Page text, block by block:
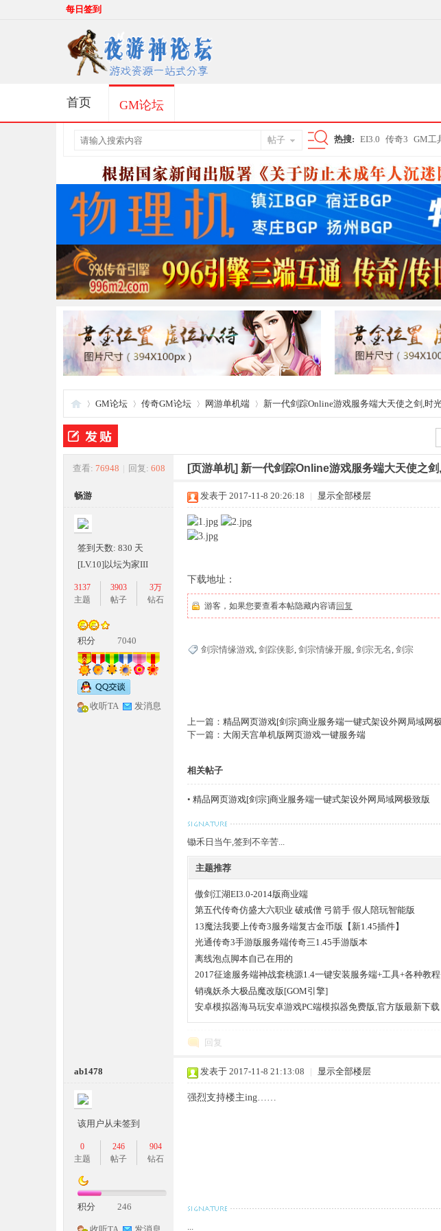
每日签到
首页 GM论坛
帖子
索
热搜: EI3.0 传奇3 GM工
夜
游
»
GM论坛
›
传奇GM论坛
›
网游单机端
›
新一代剑踪Online游戏服务端大天使之剑,时
查看: 76948 | 回复: 608 [页游单机] 新一代剑踪Online游戏服务端大天使之
畅游
签到天数: 830 天
[LV.10]以坛为家III
3137
主题
3903
帖子
3万
钻石
积分 7040
收听TA 发消息
发表于 2017-11-8 20:26:18 | 显示全部楼层
下载地址：
游客，如果您要查看本帖隐藏内容请回复
剑宗情缘游戏, 剑踪侠影, 剑宗情缘开服, 剑宗无名, 剑宗
上一篇： 精品网页游戏[剑宗]商业服务端一键式架设外网局域网
下一篇： 大闹天宫单机版网页游戏一键服务端
相关帖子
• 精品网页游戏[剑宗]商业服务端一键式架设外网局域网极致版
锄禾日当午,签到不辛苦...
主题推荐
傲剑江湖EI3.0-2014版商业端
第五代传奇仿盛大六职业 破戒僧 弓箭手 假人陪玩智能版
13魔法我要上传奇3服务端复古金币版【新1.45插件】
光通传奇3手游版服务端传奇三1.45手游版本
离线泡点脚本自己在用的
2017征途服务端神战套桃源1.4一键安装服务端+工具+各种教
教程
销魂妖杀大极品魔改版[GOM引擎]
安卓模拟器海马玩安卓游戏PC端模拟器免费版,官方版最新下载
回复
ab1478
该用户从未签到
0
主题
246
帖子
904
钻石
积分 246
发表于 2017-11-8 21:13:08 | 显示全部楼层
强烈支持楼主ing……
...